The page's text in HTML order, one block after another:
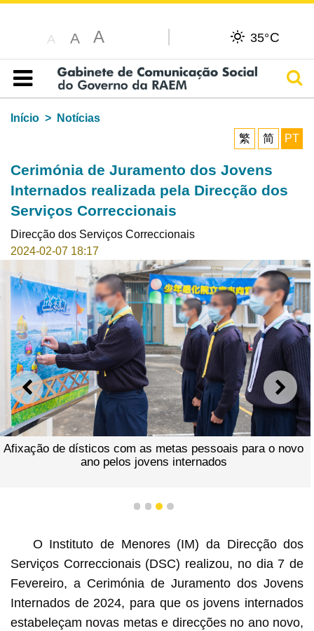
A A A 35°C
Índice
Início
Notícias
繁
简 PT
Cerimónia de Juramento dos Jovens
Internados realizada pela Direcção dos
Serviços Correccionais
Direcção dos Serviços Correccionais
2024-02-07 18:17
ANTERIOR
Afixação de dísticos com as metas pessoais para o novo
ano pelos jovens internados
1 2 3 4
O Instituto de Menores (IM) da Direcção dos
Serviços Correccionais (DSC) realizou, no dia 7 de
Fevereiro, a Cerimónia de Juramento dos Jovens
Internados de 2024, para que os jovens internados
estabeleçam novas metas e direcções no ano novo,